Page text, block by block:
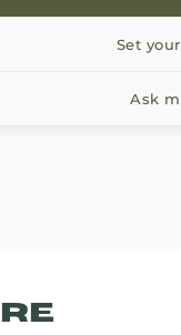
Ask
Set